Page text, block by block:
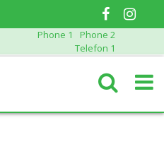
Phone 1
Phone 2
Telefon 1